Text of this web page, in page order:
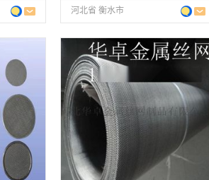
河北省 衡水市
面议
会员注册：第 10 年
经营模式：生产制造
成立日期：2014-11-24
供应产品：199 条